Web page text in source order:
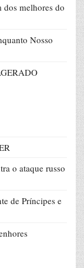
melhores do
Nosso
o ataque russo
de Príncipes e